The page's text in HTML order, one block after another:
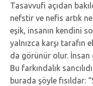
Tasavvufi açıdan
nefstir ve nefis artık
eşik, insanın kendini
yalnızca karşı tarafın
da görünür olur. İnsan
Bu farkındalık
burada şöyle fısıldar: